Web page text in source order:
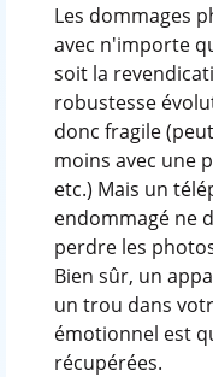
Les dommages
avec n'importe
soit la
robustesse
donc fragile
moins avec une
etc.) Mais un
endommagé ne
perdre les
Bien sûr, un
un trou dans
émotionnel est
récupérées.